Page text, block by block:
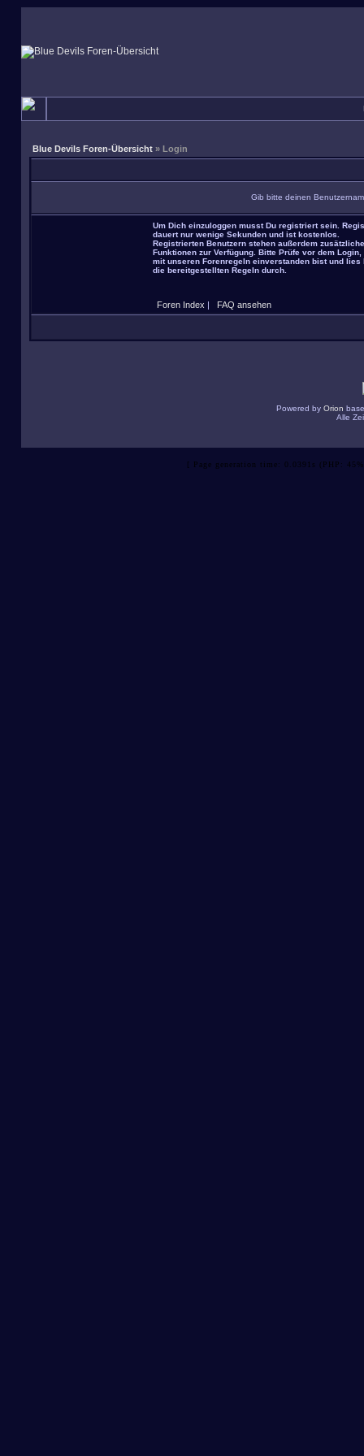
Blue Devils Foren-Übersicht » Login
Gib bitte deinen
Um Dich einzuloggen musst Du registriert sein.
dauert nur wenige Sekunden und ist kostenlos.
Registrierten Benutzern stehen außerdem zusätzliche
Funktionen zur Verfügung. Bitte Prüfe vor dem Login,
mit unseren Forenregeln einverstanden bist und lies
die bereitgestellten Regeln durch.
Foren Index | FAQ ansehen
Powered by Orion
Alle
[ Page generation time: 0.0391s (PHP: